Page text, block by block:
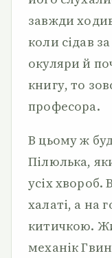
завжди
коли сідав
окуляри й
книгу, то
професора.
В цьому ж
Пілюлька,
усіх хвороб.
халаті, а на
китичкою.
механік